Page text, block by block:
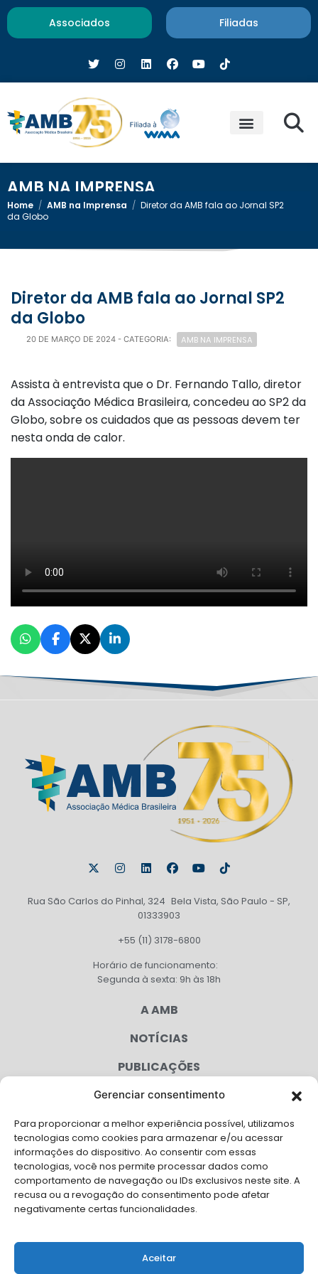
Gerenciar consentimento
Para proporcionar a melhor experiência possível, utilizamos
tecnologias como cookies para armazenar e/ou acessar
informações do dispositivo. Ao consentir com essas
tecnologias, você nos permite processar dados como
comportamento de navegação ou IDs exclusivos neste site. A
recusa ou a revogação do consentimento pode afetar
negativamente certas funcionalidades.
Aceitar
Associados Filiadas
AMB NA IMPRENSA
Home / AMB na Imprensa / Diretor da AMB fala ao Jornal SP2
da Globo
Diretor da AMB fala ao Jornal SP2
da Globo
20 DE MARÇO DE 2024 - CATEGORIA: AMB NA IMPRENSA
Assista à entrevista que o Dr. Fernando Tallo, diretor
da Associação Médica Brasileira, concedeu ao SP2 da
Globo, sobre os cuidados que as pessoas devem ter
nesta onda de calor.
Rua São Carlos do Pinhal, 324 Bela Vista, São Paulo - SP,
01333903
+55 (11) 3178-6800
Horário de funcionamento:
Segunda à sexta: 9h às 18h
A AMB
NOTÍCIAS
PUBLICAÇÕES
CONGRESSO
AGENDA
CAMPANHAS
SERVIÇOS
FILIADAS
FALE CONOSCO